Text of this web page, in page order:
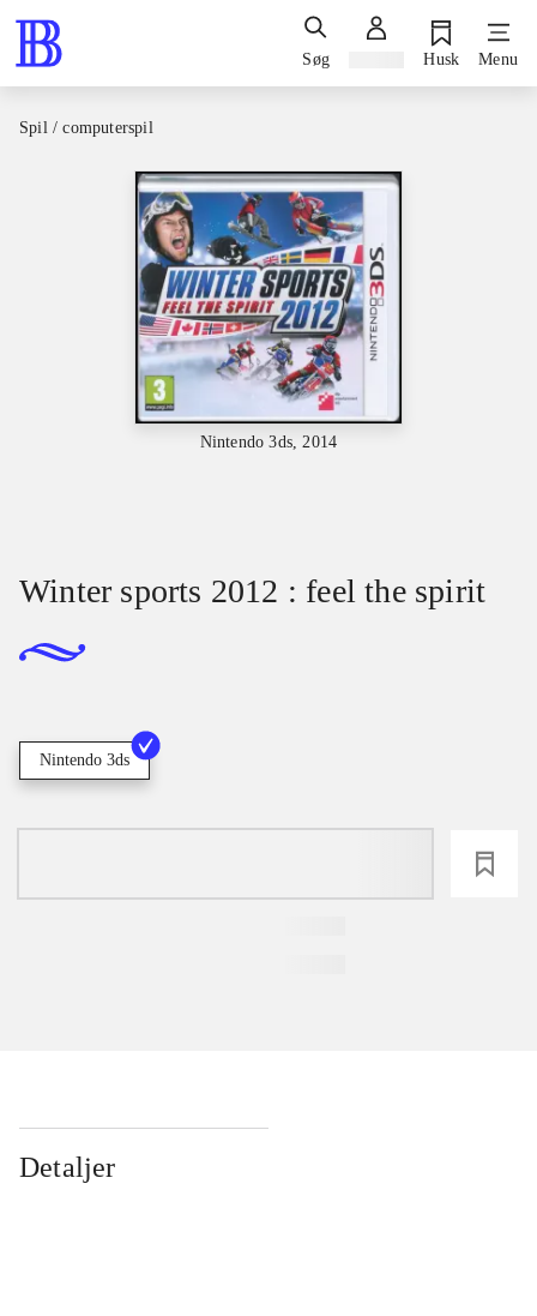
Søg Husk Menu
Spil / computerspil
Nintendo 3ds, 2014
Winter sports 2012 : feel the spirit
Nintendo 3ds
Detaljer